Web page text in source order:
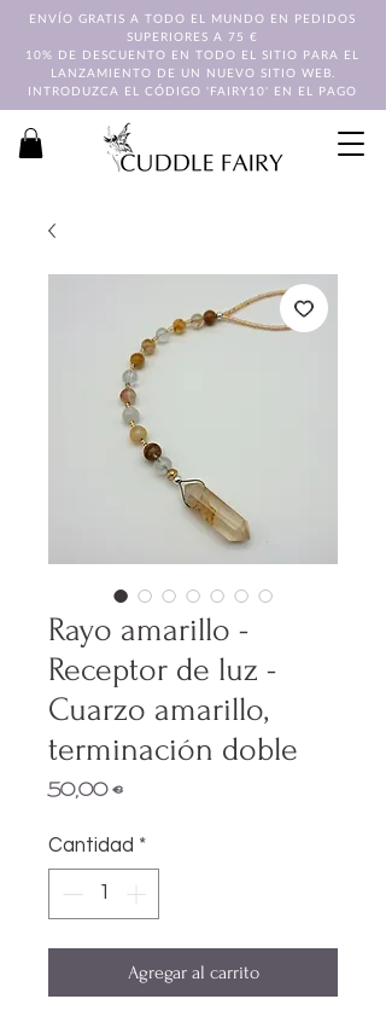
ENVÍO GRATIS A TODO EL MUNDO EN PEDIDOS
SUPERIORES A 75 €
10% DE DESCUENTO EN TODO EL SITIO PARA EL
LANZAMIENTO DE UN NUEVO SITIO WEB.
INTRODUZCA EL CÓDIGO 'FAIRY10' EN EL PAGO
Rayo amarillo -
Receptor de luz -
Cuarzo amarillo,
terminación doble
50,00 €Precio
Cantidad *
Agregar al carrito